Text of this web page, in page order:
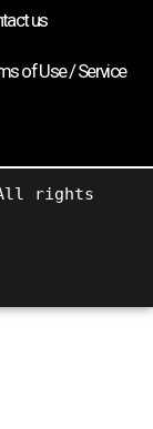
us
of Use / Service
rights